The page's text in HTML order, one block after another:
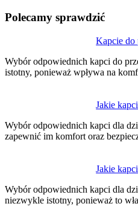
Polecamy sprawdzić
Kapcie do
Wybór odpowiednich kapci do
istotny, ponieważ wpływa na
Jakie
Wybór odpowiednich kapci dla
zapewnić im komfort oraz
Jakie
Wybór odpowiednich kapci dla
niezwykle istotny, ponieważ to
wpisu